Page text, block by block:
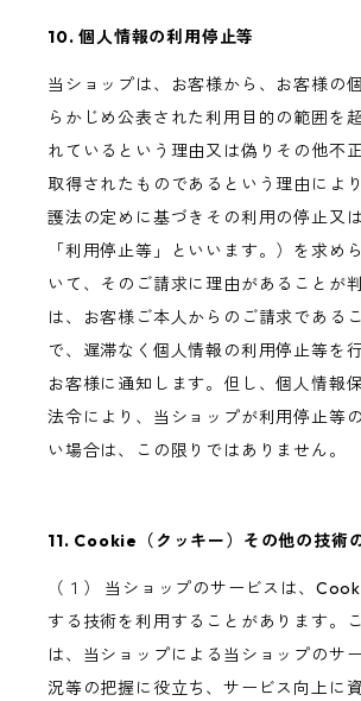
10. 個人情報の利用停止等
当ショップは、お客様から、お客様の
らかじめ公表された利用目的の範囲を
れているという理由又は偽りその他不
取得されたものであるという理由によ
護法の定めに基づきその利用の停止又
「利用停止等」といいます。）を求め
いて、そのご請求に理由があることが
は、お客様ご本人からのご請求である
で、遅滞なく個人情報の利用停止等を
お客様に通知します。但し、個人情報
法令により、当ショップが利用停止等
い場合は、この限りではありません。
11. Cookie（クッキー）その他の技術
（１） 当ショップのサービスは、
する技術を利用することがあります。
は、当ショップによる当ショップのサ
況等の把握に役立ち、サービス向上に